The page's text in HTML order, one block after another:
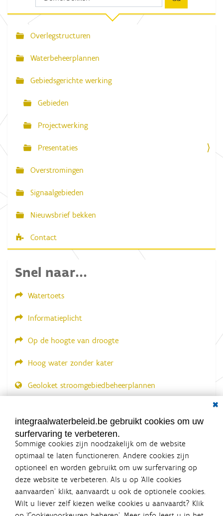
N
a
i
Overlegstructuren
Waterbeheerplannen
Gebiedsgerichte werking
Gebieden
Projectwerking
Presentaties
Overstromingen
Signaalgebieden
Nieuwsbrief bekken
Contact
Snel naar...
Watertoets
Informatieplicht
Op de hoogte van droogte
Hoog water zonder kater
Geoloket stroomgebiedbeheerplannen
LOGIN VEREIST
integraalwaterbeleid.be gebruikt cookies om uw
surfervaring te verbeteren.
Sommige cookies zijn noodzakelijk om de website
optimaal te laten functioneren. Andere cookies zijn
optioneel en worden gebruikt om uw surfervaring op
deze website te verbeteren. Als u op ‘Alle cookies
aanvaarden’ klikt, aanvaardt u ook de optionele cookies.
Wilt u liever zelf kiezen welke cookies u aanvaardt? Klik
Integraalwaterbeleid.be is een
officiële website van de Vlaamse
overheid
uitgegeven door Coördinatiecommissie Integraal